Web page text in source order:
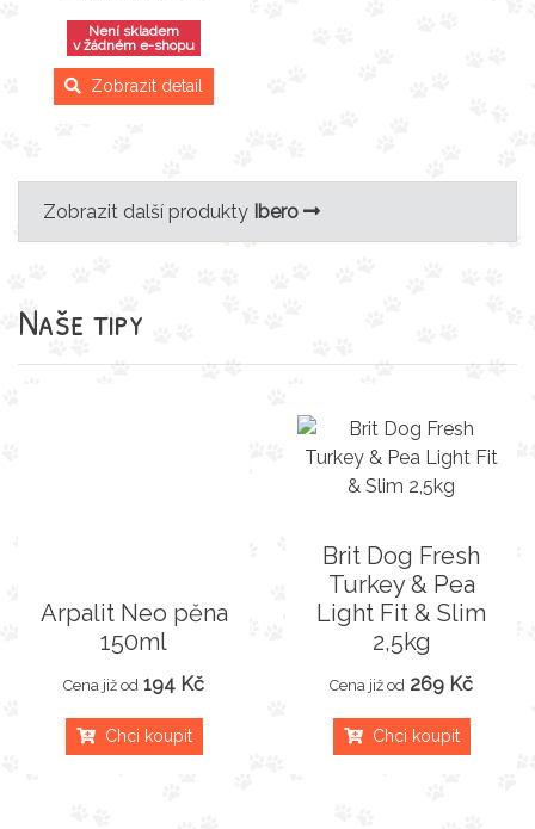
Není skladem
v žádném e-shopu
Zobrazit detail
Zobrazit další produkty Ibero
Naše tipy
Arpalit Neo pěna
150ml
Cena již od 194 Kč
Chci koupit
Brit Dog Fresh
Turkey & Pea
Light Fit & Slim
2,5kg
Cena již od 269 Kč
Chci koupit